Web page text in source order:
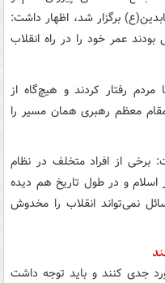
برگزار شد، اظهار داشت:
عمر خود را در راه انقلاب
رفتار کردند و هیچ‌گاه از
معظم رهبری همان مسیر را
از افراد متخلف در نظام
اسلام و در طول تاریخ هم دیده
نمی‌تواند انقلاب را مخدوش
جدی کنند و باید توجه داشت